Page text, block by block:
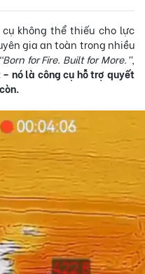
không thể thiếu cho lực
gia an toàn trong nhiều
“Born for Fire. Built for More.”,
nó là công cụ hỗ trợ quyết